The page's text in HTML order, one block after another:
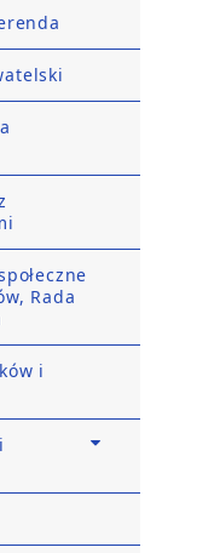
Rada
i